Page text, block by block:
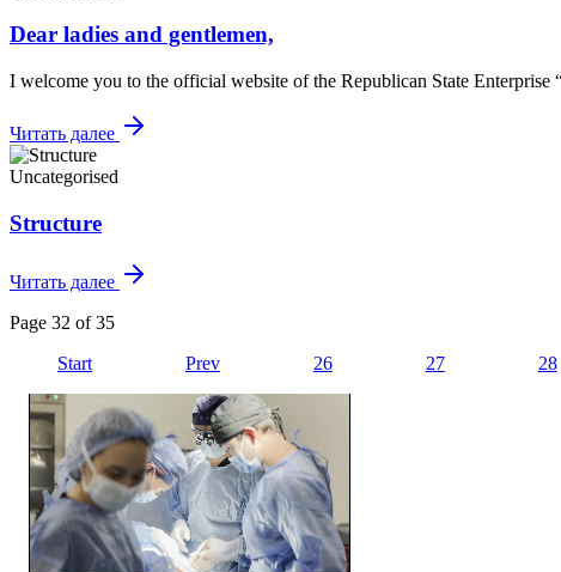
Dear ladies and gentlemen,
I welcome you to the official website of the Republican State
Читать далее
Uncategorised
Structure
Читать далее
Page 32 of 35
Start
Prev 26 27 28